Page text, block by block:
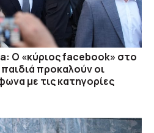
Ο «κύριος facebook» στο
προκαλούν οι
με τις κατηγορίες